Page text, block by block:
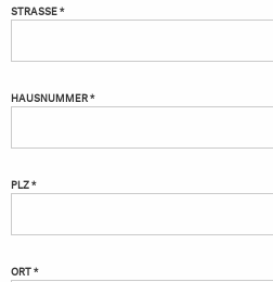
STRASSE *
HAUSNUMMER *
PLZ *
ORT *